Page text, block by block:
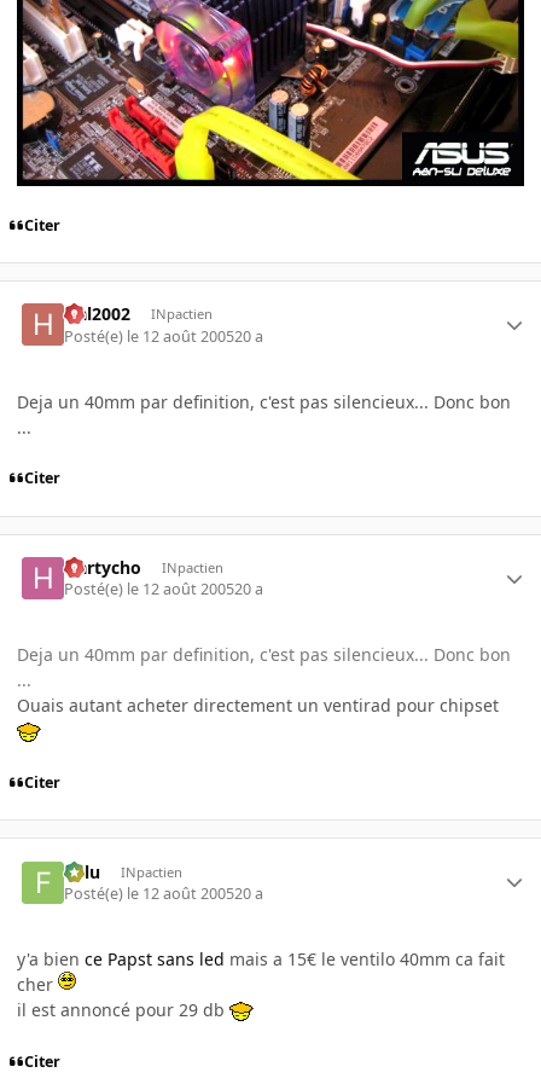
Citer
Hal2002 INpactien
Posté(e) le 12 août 200520 a
Deja un 40mm par definition, c'est pas silencieux... Donc bon
...
Citer
Hartycho INpactien
Posté(e) le 12 août 200520 a
Deja un 40mm par definition, c'est pas silencieux... Donc bon
...
Ouais autant acheter directement un ventirad pour chipset
Citer
Fulu INpactien
Posté(e) le 12 août 200520 a
y'a bien ce Papst sans led mais a 15€ le ventilo 40mm ca fait
cher
il est annoncé pour 29 db
Citer